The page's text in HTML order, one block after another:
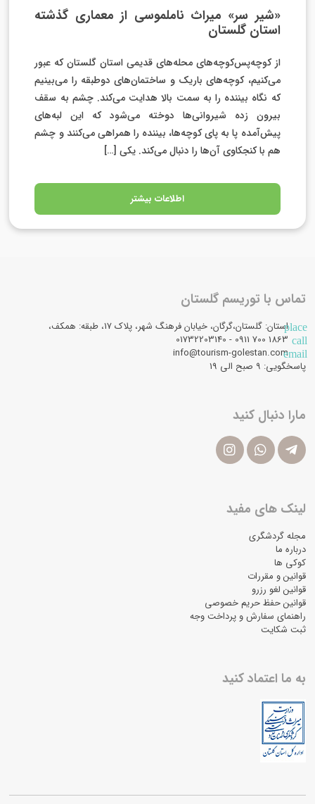
«شیر سر» میراث ناملموسی از معماری گذشته
استان گلستان
از کوچه‌پس‌کوچه‌های محله‌های قدیمی استان گلستان که عبور
می‌کنیم، کوچه‌های باریک و ساختمان‌های دوطبقه را می‌بینیم
که نگاه بیننده را به سمت بالا هدایت می‌کند. چشم به سقف
بیرون زده شیروانی‌ها دوخته می‌شود که این لبه‌های
پیش‌آمده پا به پای کوچه‌ها، بیننده را همراهی می‌کنند و چشم
هم با کنجکاوی آن‌ها را دنبال می‌کند. یکی […]
اطلاعات بیشتر
تماس با توریسم گلستان
placeاستان: گلستان،گرگان، خیابان فرهنگ شهر، پلاک 17، طبقه: همکف،
call
email
info@tourism-golestan.com
پاسخگویی: ۹ صبح الی 19
مارا دنبال کنید
لینک های مفید
مجله گردشگری
درباره ما
کوکی ها
قوانین و مقررات
قوانین لغو رزرو
قوانین حفظ حریم خصوصی
راهنمای سفارش و پرداخت وجه
ثبت شکایت
به ما اعتماد کنید